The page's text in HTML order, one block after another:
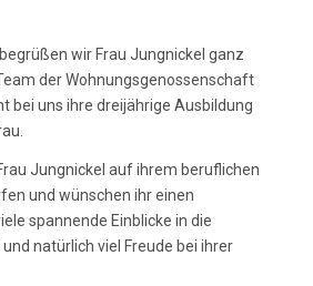
wir Frau Jungnickel ganz
der Wohnungsgenossenschaft
bei uns ihre dreijährige Ausbildung
Jungnickel auf ihrem beruflichen
und wünschen ihr einen
spannende Einblicke in die
natürlich viel Freude bei ihrer